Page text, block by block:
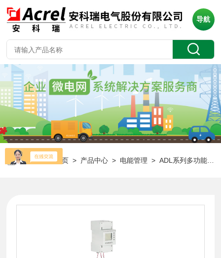
导航
当前位置：首页 > 产品中心 > 电能管理 >ADL系列多功能电表